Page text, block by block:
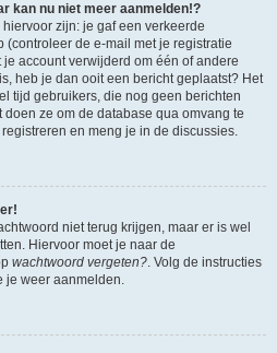
kan nu niet meer aanmelden!?
zijn: je gaf een verkeerde
de e-mail met je registratie
account verwijderd om één of andere
heb je dan ooit een bericht geplaatst? Het
tijd gebruikers, die nog geen berichten
ze om de database qua omvang te
en meng je in de discussies.
niet terug krijgen, maar er is wel
Hiervoor moet je naar de
wachtwoord vergeten?. Volg de instructies
je weer aanmelden.